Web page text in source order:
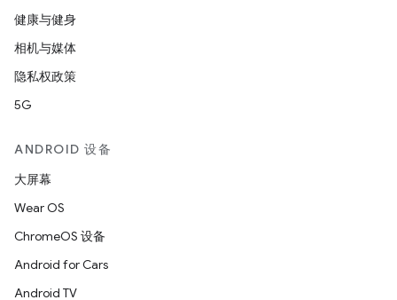
健康与健身
相机与媒体
隐私权政策
5G
ANDROID 设备
大屏幕
Wear OS
ChromeOS 设备
Android for Cars
Android TV